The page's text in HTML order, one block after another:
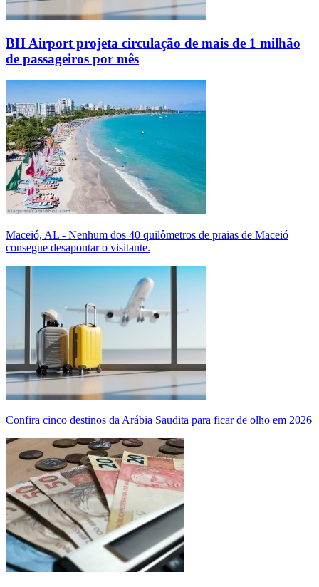
BH Airport projeta circulação de mais de 1 milhão
de passageiros por mês
Maceió, AL - Nenhum dos 40 quilômetros de praias de Maceió
consegue desapontar o visitante.
Confira cinco destinos da Arábia Saudita para ficar de olho em 2026